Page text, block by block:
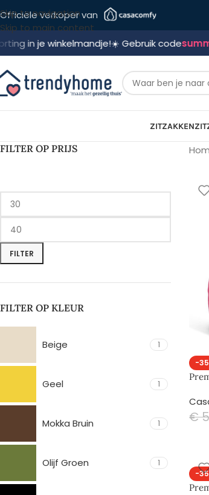
Skip to navigation
Skip to main content
Officiële verkoper van
winkelmandje!☀️ Gebruik codesummer5
ZITZAKKEN
FILTER OP PRIJS
FILTER
FILTER OP KLEUR
Beige 1
Geel 1
Mokka Bruin 1
Olijf Groen 1
-
€
-